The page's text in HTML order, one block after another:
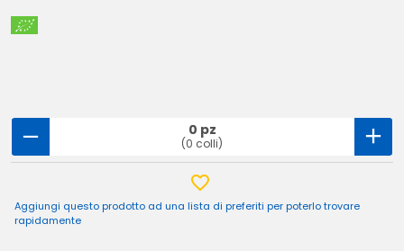
0 pz
(0 colli)
Aggiungi questo prodotto ad una lista di preferiti per poterlo trovare
rapidamente